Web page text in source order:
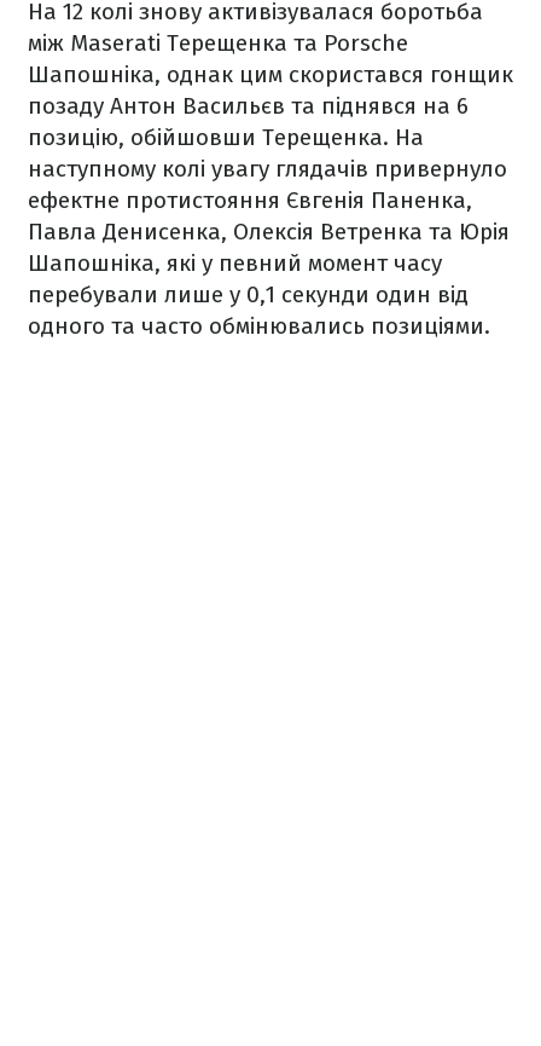
На 12 колі знову активізувалася боротьба
між Maserati Терещенка та Porsche
Шапошніка, однак цим скористався гонщик
позаду Антон Васильєв та піднявся на 6
позицію, обійшовши Терещенка. На
наступному колі увагу глядачів привернуло
ефектне протистояння Євгенія Паненка,
Павла Денисенка, Олексія Ветренка та Юрія
Шапошніка, які у певний момент часу
перебували лише у 0,1 секунди один від
одного та часто обмінювались позиціями.